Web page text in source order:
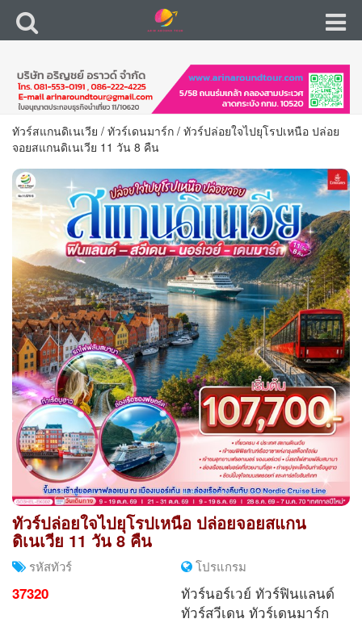
ทัวร์สแกนดิเนเวีย / ทัวร์เดนมาร์ก / ทัวร์ปล่อยใจไปยุโรปเหนือ ปล่อย
จอยสแกนดิเนเวีย 11 วัน 8 คืน
ทัวร์ปล่อยใจไปยุโรปเหนือ ปล่อยจอยสแกน
ดิเนเวีย 11 วัน 8 คืน
รหัสทัวร์
37320
โปรแกรม
ทัวร์นอร์เวย์ ทัวร์ฟินแลนด์
ทัวร์สวีเดน ทัวร์เดนมาร์ก